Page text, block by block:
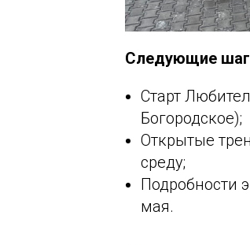
Следующие
Старт
Богородское);
Открытые
среду;
Подробности
мая.